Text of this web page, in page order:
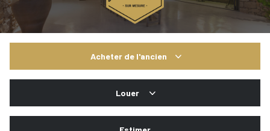
Acheter de l'ancien
Louer